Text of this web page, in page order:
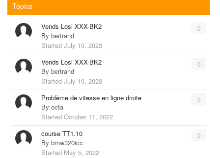
Topics
0
Vends Losi XXX-BK2
By bertrand
Started July 10, 2023
0
Vends Losi XXX-BK2
By bertrand
Started July 10, 2023
0
Problème de vitesse en ligne droite
By octa
Started October 11, 2022
0
course TT1.10
By bmw320icc
Started May 5, 2022